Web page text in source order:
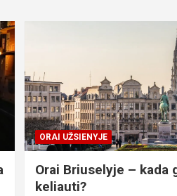
ORAI UŽSIENYJE
Orai Briuselyje – kada
keliauti?